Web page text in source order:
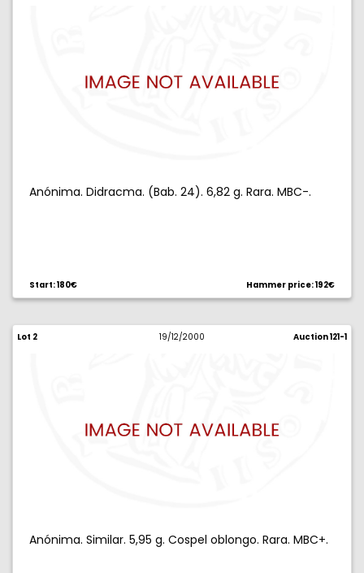
Anónima. Didracma. (Bab. 24). 6,82 g. Rara. MBC-.
Start: 180€ Hammer price: 192€
Lot 2 19/12/2000 Auction 121-1
Anónima. Similar. 5,95 g. Cospel oblongo. Rara. MBC+.